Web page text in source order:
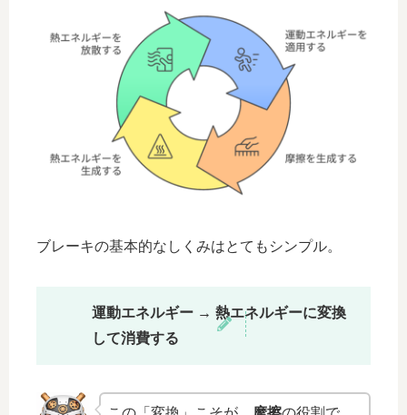
ブレーキの基本的なしくみはとてもシンプル。
運動エネルギー → 熱エネルギーに変換
して消費する